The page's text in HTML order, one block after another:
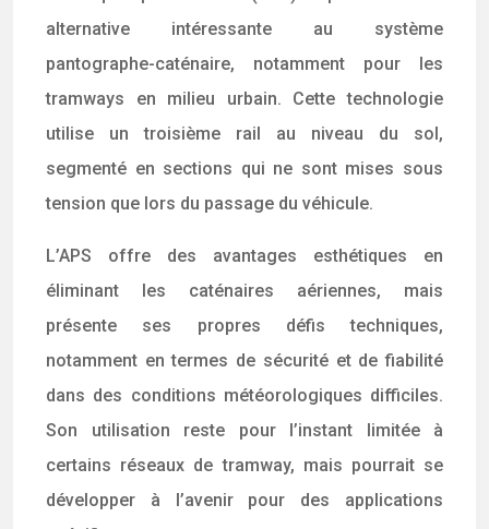
alternative intéressante au système
pantographe-caténaire, notamment pour les
tramways en milieu urbain. Cette technologie
utilise un troisième rail au niveau du sol,
segmenté en sections qui ne sont mises sous
tension que lors du passage du véhicule.
L’APS offre des avantages esthétiques en
éliminant les caténaires aériennes, mais
présente ses propres défis techniques,
notamment en termes de sécurité et de fiabilité
dans des conditions météorologiques difficiles.
Son utilisation reste pour l’instant limitée à
certains réseaux de tramway, mais pourrait se
développer à l’avenir pour des applications